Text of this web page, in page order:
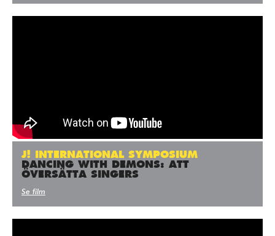
J! INTERNATIONAL SYMPOSIUM
DANCING WITH DEMONS: ATT
ÖVERSÄTTA SINGERS
Se film